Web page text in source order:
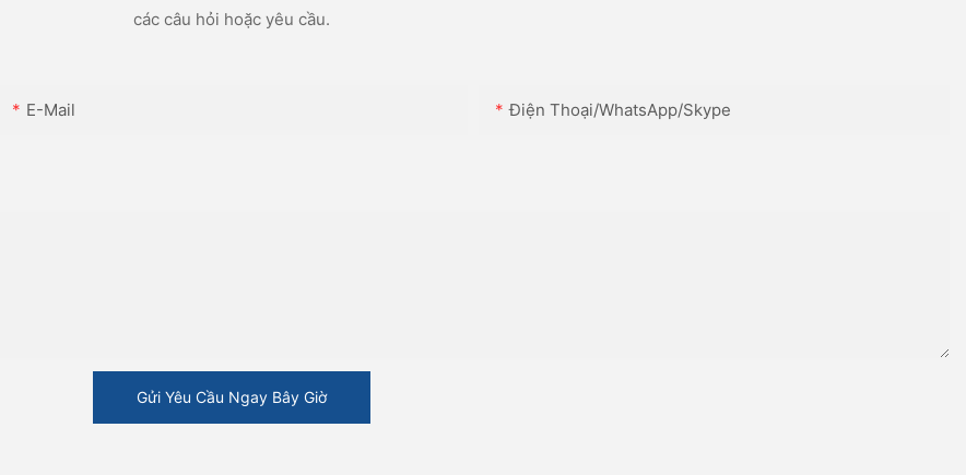
các câu hỏi hoặc yêu cầu.
E-Mail Điện Thoại/WhatsApp/Skype
Gửi Yêu Cầu Ngay Bây Giờ